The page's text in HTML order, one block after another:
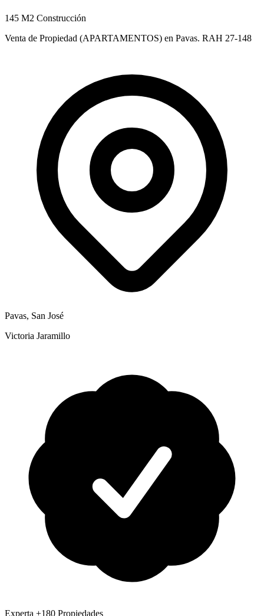
145 M2 Construcción
Venta de Propiedad (APARTAMENTOS) en Pavas. RAH 27-148
Pavas, San José
Victoria Jaramillo
Experta +180 Propiedades